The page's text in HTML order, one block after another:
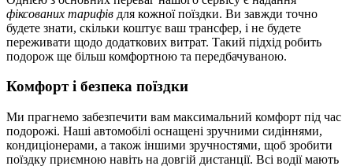
фіксованих тарифів для кожної поїздки. Ви завжди точно
будете знати, скільки коштує ваш трансфер, і не будете
переживати щодо додаткових витрат. Такий підхід робить
подорож ще більш комфортною та передбачуваною.
Комфорт і безпека поїздки
Ми прагнемо забезпечити вам максимальний комфорт під час
подорожі. Наші автомобілі оснащені зручними сидіннями,
кондиціонерами, а також іншими зручностями, щоб зробити
поїздку приємною навіть на довгій дистанції. Всі водії мають